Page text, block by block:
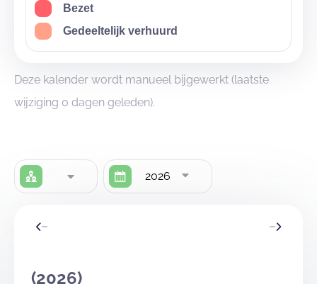
Bezet
Gedeeltelijk verhuurd
Deze kalender wordt manueel bijgewerkt (laatste
wijziging 0 dagen geleden).
2026
(2026)